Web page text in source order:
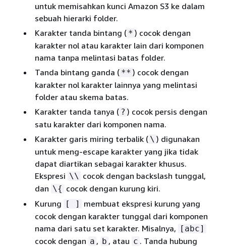
untuk memisahkan kunci Amazon S3 ke dalam
sebuah hierarki folder.
Karakter tanda bintang ( * ) cocok dengan
karakter nol atau karakter lain dari komponen
nama tanpa melintasi batas folder.
Tanda bintang ganda ( ** ) cocok dengan
karakter nol karakter lainnya yang melintasi
folder atau skema batas.
Karakter tanda tanya ( ? ) cocok persis dengan
satu karakter dari komponen nama.
Karakter garis miring terbalik ( \ ) digunakan
untuk meng-escape karakter yang jika tidak
dapat diartikan sebagai karakter khusus.
Ekspresi \\ cocok dengan backslash tunggal,
dan \{ cocok dengan kurung kiri.
Kurung
[ ]
membuat ekspresi kurung yang
cocok dengan karakter tunggal dari komponen
nama dari satu set karakter. Misalnya,
[abc]
cocok dengan a , b , atau c . Tanda hubung